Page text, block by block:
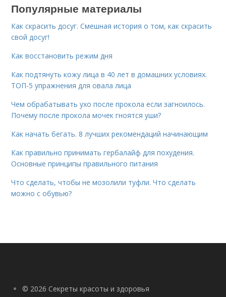
Популярные материалы
Как скрасить досуг. Смешная история о том, как скрасить
свой досуг!
Как восстановить режим дня
Как подтянуть кожу лица в 40 лет в домашних условиях.
ТОП-5 упражнения для овала лица
Чем обрабатывать ухо после прокола если загноилось.
Почему после прокола мочек гноятся уши?
Как начать бегать. 8 лучших рекомендаций начинающим
Как правильно принимать гербалайф для похудения.
Основные принципы правильного питания
Что сделать, чтобы не мозолили туфли. Что сделать
можно с обувью?
© 2026 Секреты красоты и здоровья